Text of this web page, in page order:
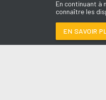
En continuant
connaître les
EN SAVOIR